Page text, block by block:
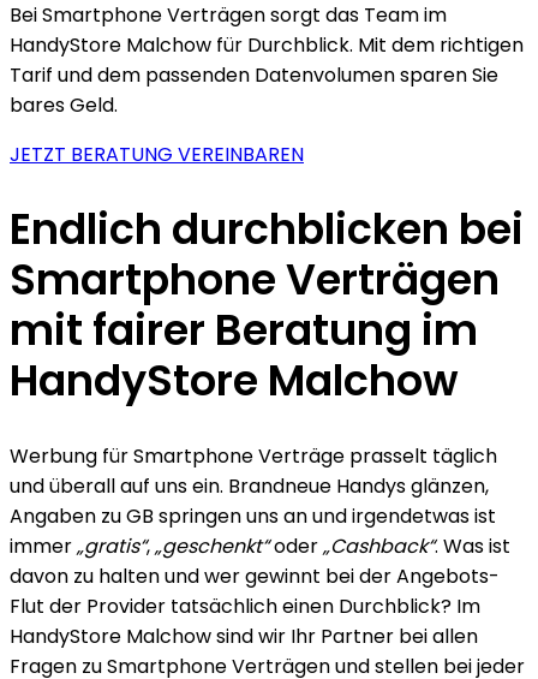
Bei Smartphone Verträgen sorgt das Team im
HandyStore Malchow für Durchblick. Mit dem richtigen
Tarif und dem passenden Datenvolumen sparen Sie
bares Geld.
JETZT BERATUNG VEREINBAREN
Endlich durchblicken bei
Smartphone Verträgen
mit fairer Beratung im
HandyStore Malchow
Werbung für Smartphone Verträge prasselt täglich
und überall auf uns ein. Brandneue Handys glänzen,
Angaben zu GB springen uns an und irgendetwas ist
immer„gratis“,„geschenkt“oder„Cashback“. Was ist
davon zu halten und wer gewinnt bei der Angebots-
Flut der Provider tatsächlich einen Durchblick? Im
HandyStore Malchow sind wir Ihr Partner bei allen
Fragen zu Smartphone Verträgen und stellen bei jeder